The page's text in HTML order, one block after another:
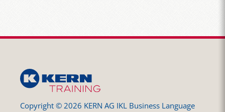
Copyright © 2026 KERN AG IKL Business Language